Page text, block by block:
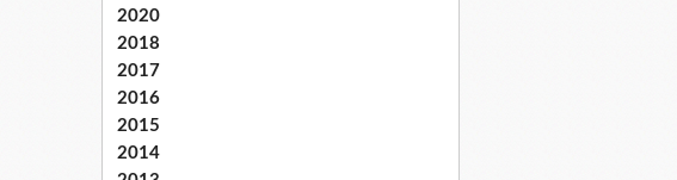
2020
2018
2017
2016
2015
2014